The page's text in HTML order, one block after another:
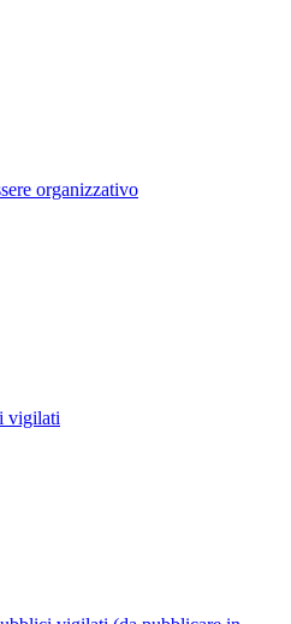
organizzativo
vigilati